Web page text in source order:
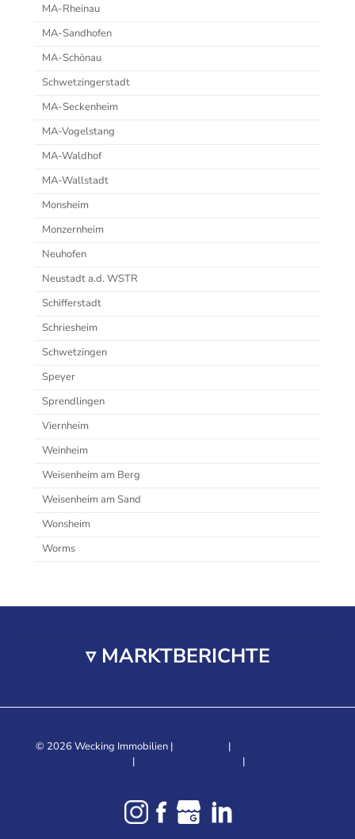
MA-Rheinau
MA-Sandhofen
MA-Schönau
Schwetzingerstadt
MA-Seckenheim
MA-Vogelstang
MA-Waldhof
MA-Wallstadt
Monsheim
Monzernheim
Neuhofen
Neustadt a.d. WSTR
Schifferstadt
Schriesheim
Schwetzingen
Speyer
Sprendlingen
Viernheim
Weinheim
Weisenheim am Berg
Weisenheim am Sand
Wonsheim
Worms
▿ MARKTBERICHTE
© 2026 Wecking Immobilien |
|
| |